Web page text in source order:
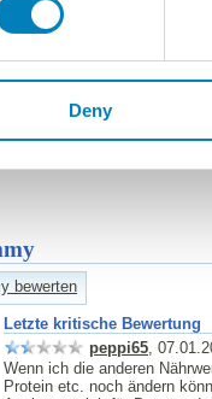
Deny
Fluorid
Jod
bewerten
Letzte kritische Bewertung
peppi65,
Wenn ich die anderen
Protein etc. noch ändern